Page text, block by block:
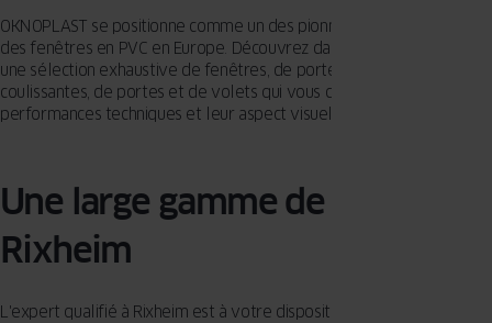
OKNOPLAST se positionne comme un des pionniers dans le secteur
des fenêtres en PVC en Europe. Découvrez dans notre collection
une sélection exhaustive de fenêtres, de portes-fenêtres
coulissantes, de portes et de volets qui vous captiveront par leurs
performances techniques et leur aspect visuel.
Une large gamme de fenêtres à
Rixheim
L'expert qualifié à Rixheim est à votre disposition pour vous